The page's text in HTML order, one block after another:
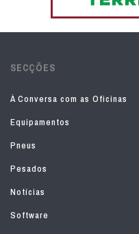
SECÇÕES
À Conversa com as Oficinas
Equipamentos
Pneus
Pesados
Notícias
Software